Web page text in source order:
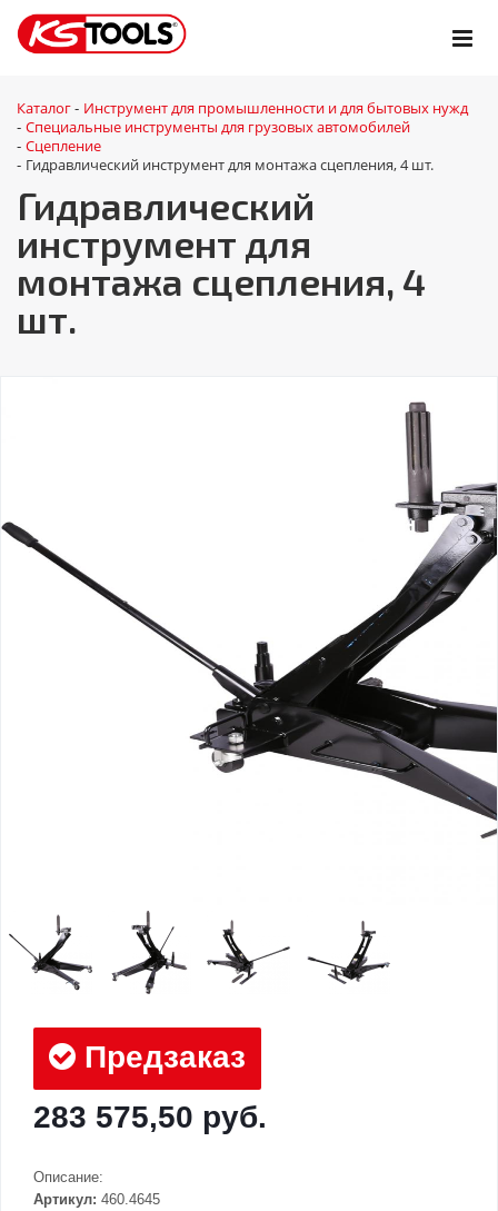
Каталог - Инструмент для промышленности и для бытовых нужд
- Специальные инструменты для грузовых автомобилей
- Сцепление
- Гидравлический инструмент для монтажа сцепления, 4 шт.
Гидравлический
инструмент для
монтажа сцепления, 4
шт.
Предзаказ
283 575,50 руб.
Описание:
Артикул: 460.4645